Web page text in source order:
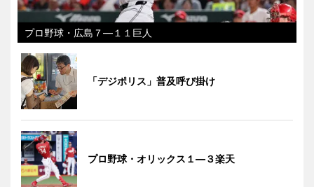
プロ野球・広島７―１１巨人
「デジポリス」普及呼び掛け
プロ野球・オリックス１―３楽天